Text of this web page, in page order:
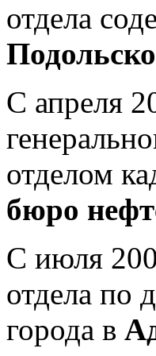
отдела
С апреля
отделом
бюро
С июля
отдела по
города в